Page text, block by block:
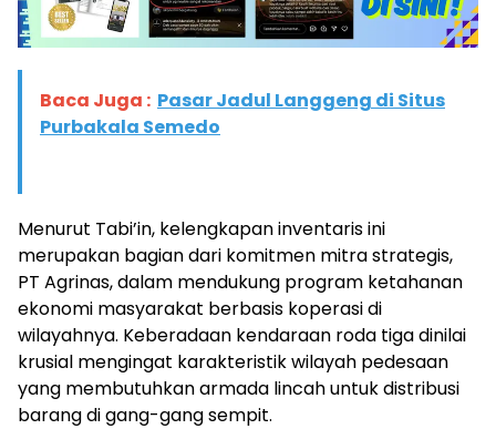
Baca Juga : Pasar Jadul Langgeng di Situs
Purbakala Semedo
​Menurut Tabi’in, kelengkapan inventaris ini
merupakan bagian dari komitmen mitra strategis,
PT Agrinas, dalam mendukung program ketahanan
ekonomi masyarakat berbasis koperasi di
wilayahnya. Keberadaan kendaraan roda tiga dinilai
krusial mengingat karakteristik wilayah pedesaan
yang membutuhkan armada lincah untuk distribusi
barang di gang-gang sempit.